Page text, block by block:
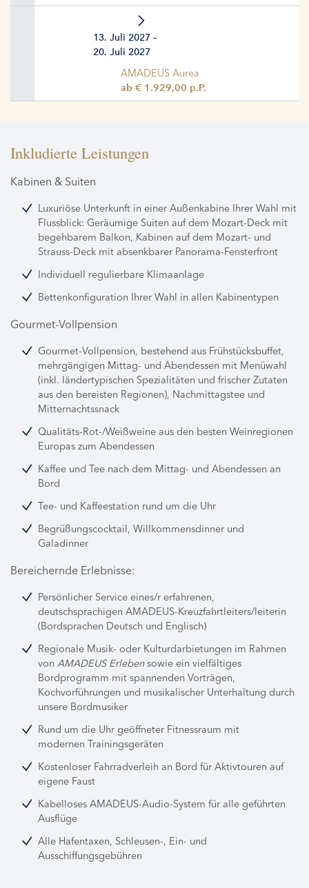
13. Juli 2027 –
20. Juli 2027
AMADEUS Aurea
ab € 1.929,00 p.P.
Inkludierte Leistungen
Kabinen & Suiten
Luxuriöse Unterkunft in einer Außenkabine Ihrer Wahl mit
Flussblick: Geräumige Suiten auf dem Mozart-Deck mit
begehbarem Balkon, Kabinen auf dem Mozart- und
Strauss-Deck mit absenkbarer Panorama-Fensterfront
Individuell regulierbare Klimaanlage
Bettenkonfiguration Ihrer Wahl in allen Kabinentypen
Gourmet-Vollpension
Gourmet-Vollpension, bestehend aus Frühstücksbuffet,
mehrgängigen Mittag- und Abendessen mit Menüwahl
(inkl. ländertypischen Spezialitäten und frischer Zutaten
aus den bereisten Regionen), Nachmittagstee und
Mitternachtssnack
Qualitäts-Rot-/Weißweine aus den besten Weinregionen
Europas zum Abendessen
Kaffee und Tee nach dem Mittag- und Abendessen an
Bord
Tee- und Kaffeestation rund um die Uhr
Begrüßungscocktail, Willkommensdinner und
Galadinner
Bereichernde Erlebnisse:
Persönlicher Service eines/r erfahrenen,
deutschsprachigen AMADEUS-Kreuzfahrtleiters/leiterin
(Bordsprachen Deutsch und Englisch)
Regionale Musik- oder Kulturdarbietungen im Rahmen
von AMADEUS Erlebensowie ein vielfältiges
Bordprogramm mit spannenden Vorträgen,
Kochvorführungen und musikalischer Unterhaltung durch
unsere Bordmusiker
Rund um die Uhr geöffneter Fitnessraum mit
modernen Trainingsgeräten
Kostenloser Fahrradverleih an Bord für Aktivtouren auf
eigene Faust
Kabelloses AMADEUS-Audio-System für alle geführten
Ausflüge
Alle Hafentaxen, Schleusen-, Ein- und
Ausschiffungsgebühren